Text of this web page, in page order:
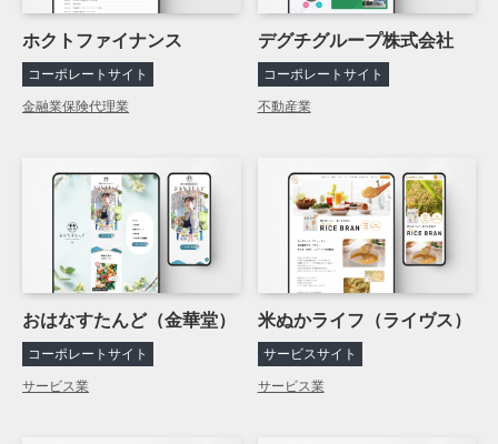
ホクトファイナンス
コーポレートサイト
金融業保険代理業
デグチグループ株式会社
コーポレートサイト
不動産業
おはなすたんど（金華堂）
コーポレートサイト
サービス業
米ぬかライフ（ライヴス）
サービスサイト
サービス業